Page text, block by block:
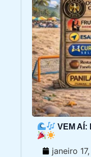
VEM AÍ:
janeiro